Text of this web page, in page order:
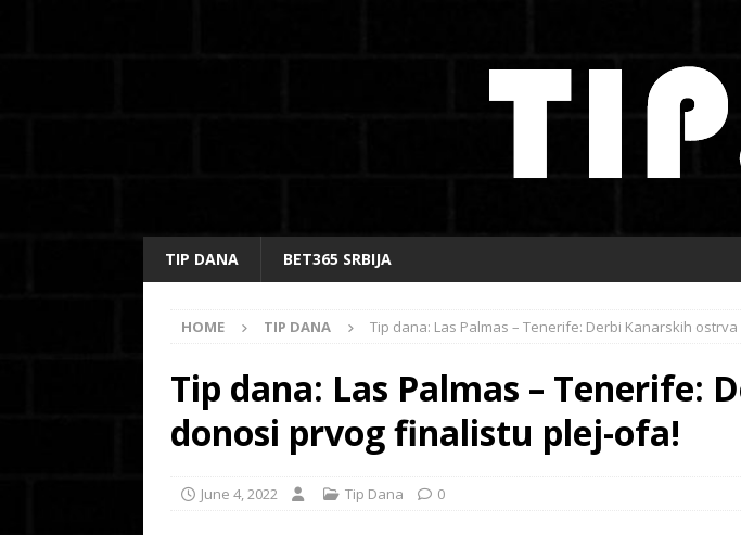
TIP DANA BET365 SRBIJA
HOME TIP DANA Tip dana: Las Palmas – Tenerife: Derbi Kanarskih
Tip dana: Las Palmas – Tenerife:
donosi prvog finalistu plej-ofa!
June 4, 2022 Tip Dana 0